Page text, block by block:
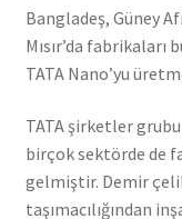
Bangladeş, Güney
Mısır’da
TATA Nano’yu
TATA şirketler
birçok sektörde de
gelmiştir. Demir
taşımacılığından